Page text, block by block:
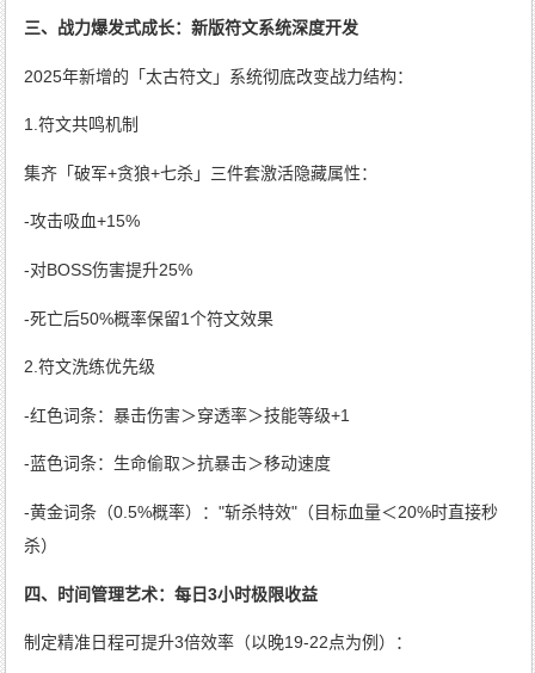
三、战力爆发式成长：新版符文系统深度开发
2025年新增的「太古符文」系统彻底改变战力结构：
1.符文共鸣机制
集齐「破军+贪狼+七杀」三件套激活隐藏属性：
-攻击吸血+15%
-对BOSS伤害提升25%
-死亡后50%概率保留1个符文效果
2.符文洗练优先级
-红色词条：暴击伤害＞穿透率＞技能等级+1
-蓝色词条：生命偷取＞抗暴击＞移动速度
-黄金词条（0.5%概率）："斩杀特效"（目标血量＜20%时直接秒
杀）
四、时间管理艺术：每日3小时极限收益
制定精准日程可提升3倍效率（以晚19-22点为例）：